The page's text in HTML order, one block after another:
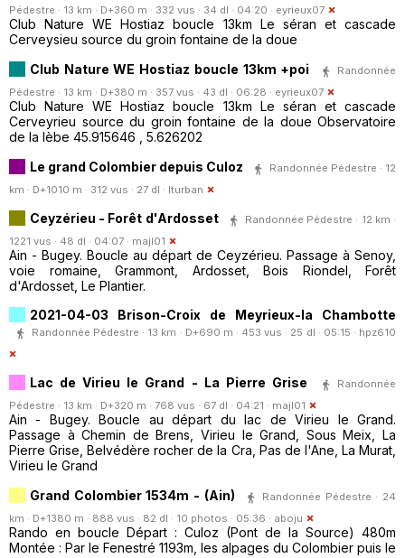
Pédestre · 13 km · D+360 m · 332 vus · 34 dl · 04:20 · eyrieux07
Club Nature WE Hostiaz boucle 13km Le séran et cascade
Cerveysieu source du groin fontaine de la doue
Club Nature WE Hostiaz boucle 13km +poi
Randonnée
Pédestre · 13 km · D+380 m · 357 vus · 43 dl · 06:28 · eyrieux07
Club Nature WE Hostiaz boucle 13km Le séran et cascade
Cerveyrieu source du groin fontaine de la doue Observatoire
de la lèbe 45.915646 , 5.626202
Le grand Colombier depuis Culoz
Randonnée Pédestre · 12
km · D+1010 m · 312 vus · 27 dl · lturban
Ceyzérieu - Forêt d'Ardosset
Randonnée Pédestre · 12 km ·
1221 vus · 48 dl · 04:07 · majl01
Ain - Bugey. Boucle au départ de Ceyzérieu. Passage à Senoy,
voie romaine, Grammont, Ardosset, Bois Riondel, Forêt
d'Ardosset, Le Plantier.
2021-04-03 Brison-Croix de Meyrieux-la Chambotte
Randonnée Pédestre · 13 km · D+690 m · 453 vus · 25 dl · 05:15 · hpz610
Lac de Virieu le Grand - La Pierre Grise
Randonnée
Pédestre · 13 km · D+320 m · 768 vus · 67 dl · 04:21 · majl01
Ain - Bugey. Boucle au départ du lac de Virieu le Grand.
Passage à Chemin de Brens, Virieu le Grand, Sous Meix, La
Pierre Grise, Belvédère rocher de la Cra, Pas de l'Ane, La Murat,
Virieu le Grand
Grand Colombier 1534m - (Ain)
Randonnée Pédestre · 24
km · D+1380 m · 888 vus · 82 dl · 10 photos · 05:36 · aboju
Rando en boucle Départ : Culoz (Pont de la Source) 480m
Montée : Par le Fenestré 1193m, les alpages du Colombier puis le